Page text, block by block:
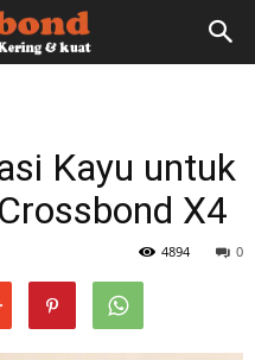
Kayu untuk
X4
0
4894